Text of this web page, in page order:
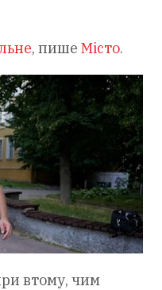
, пише Місто.
втому, чим